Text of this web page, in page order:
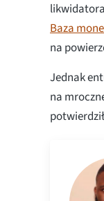
Baza
na
Jednak
na